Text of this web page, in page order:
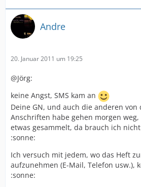
Andre
20. Januar 2011 um 19:25
@Jörg:
keine Angst, SMS kam an
Deine GN, und auch die anderen
Anschriften habe gehen morgen
etwas gesammelt, da brauch ich
:sonne:
Ich versuch mit jedem, wo das Heft
aufzunehmen (E-Mail, Telefon usw.),
:sonne: